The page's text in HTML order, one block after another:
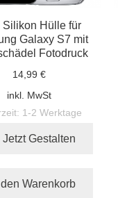
Silikon Hülle für
Galaxy S7 mit
Fotodruck
14,99 €
inkl. MwSt
1-2 Werktage
Jetzt Gestalten
den Warenkorb